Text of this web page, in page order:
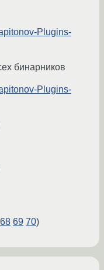
Plugins-
бинарников
Plugins-
68 69 70)